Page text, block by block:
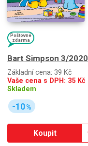
Poštovné
zdarma
Bart Simpson 3/2020
Základní cena: 39 Kč
Vaše cena s DPH: 35 Kč
Skladem
-10%
Koupit